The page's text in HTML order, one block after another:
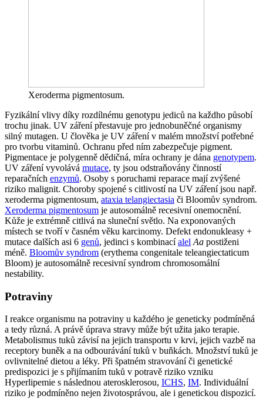
Xeroderma pigmentosum.
Fyzikální vlivy díky rozdílnému genotypu jediců na každho působí
trochu jinak. UV záření přestavuje pro jednobuněčné organismy
silný mutagen. U člověka je UV záření v malém množství potřebné
pro tvorbu vitaminů. Ochranu před ním zabezpečuje pigment.
Pigmentace je polygenně dědičná, míra ochrany je dána genotypem.
UV záření vyvolává mutace, ty jsou odstraňovány činností
reparačních enzymů. Osoby s poruchami reparace mají zvýšené
riziko malignit. Choroby spojené s citlivostí na UV záření jsou např.
xeroderma pigmentosum, ataxia telangiectasia či Bloomův syndrom.
Xeroderma pigmentosum je autosomálně recesivní onemocnění.
Kůže je extrémně citlivá na sluneční světlo. Na exponovaných
místech se tvoří v časném věku karcinomy. Defekt endonukleasy +
mutace dalších asi 6 genů, jedinci s kombinacíalel Aa postiženi
méně. Bloomův syndrom (erythema congenitale teleangiectaticum
Bloom) je autosomálně recesivní syndrom chromosomální
nestability.
Potraviny
I reakce organismu na potraviny u každého je geneticky podmíněná
a tedy různá. A právě úprava stravy může být užita jako terapie.
Metabolismus tuků závisí na jejich transportu v krvi, jejich vazbě na
receptory buněk a na odbourávání tuků v buňkách. Množství tuků je
ovlivnitelné dietou a léky. Při špatném stravování či genetické
predispozici je s přijímaním tuků v potravě riziko vzniku
Hyperlipemie s následnou aterosklerosou, ICHS, IM. Individuální
riziko je podmíněno nejen životosprávou, ale i genetickou dispozicí.